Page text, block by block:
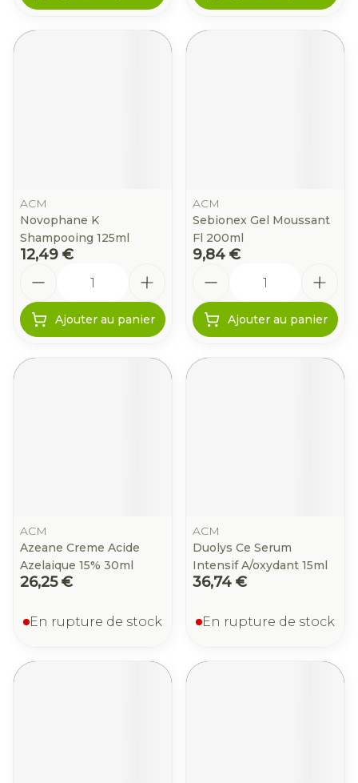
ACM
Novophane K
Shampooing 125ml
12,49 €
Ajouter au panier
ACM
Sebionex Gel Moussant
Fl 200ml
9,84 €
Ajouter au panier
ACM
Azeane Creme Acide
Azelaique 15% 30ml
26,25 €
En rupture de stock
ACM
Duolys Ce Serum
Intensif A/oxydant 15ml
36,74 €
En rupture de stock